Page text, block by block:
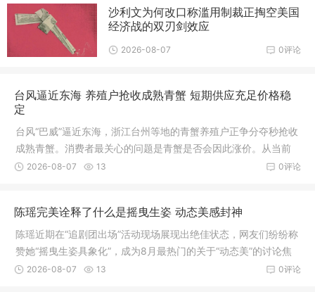
沙利文为何改口称滥用制裁正掏空美国
经济战的双刃剑效应
0评论
2026-08-07
台风逼近东海 养殖户抢收成熟青蟹 短期供应充足价格稳
定
台风“巴威”逼近东海，浙江台州等地的青蟹养殖户正争分夺秒抢收
成熟青蟹。消费者最关心的问题是青蟹是否会因此涨价。从当前
市场供需和抢收节奏来看，短期内青蟹价格大幅上涨的可能性不
0评论
2026-08-07 13
陈瑶完美诠释了什么是摇曳生姿 动态美感封神
陈瑶近期在“追剧团出场”活动现场展现出绝佳状态，网友们纷纷称
赞她“摇曳生姿具象化”，成为8月最热门的关于“动态美”的讨论焦
点。“摇曳生姿”形容女子步态轻盈、身姿曼妙，带有一种自然流露
0评论
2026-08-07 13